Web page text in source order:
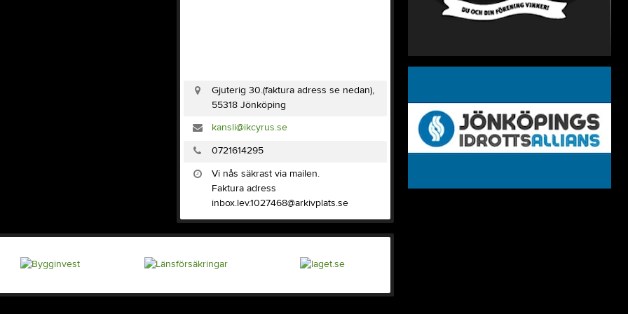
Gjuterig 30.(faktura adress se nedan),
55318 Jönköping
kansli@ikcyrus.se
0721614295
Vi nås säkrast via mailen.
Faktura adress
inbox.lev.1027468@arkivplats.se